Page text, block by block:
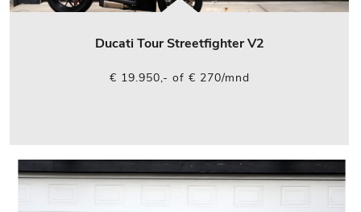
Ducati Tour Streetfighter V2
€ 19.950,- of € 270/mnd